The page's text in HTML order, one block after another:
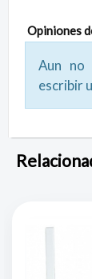
Opiniones
Aun no
escribir